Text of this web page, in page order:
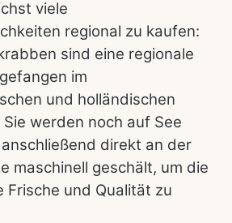
viele
regional zu kaufen:
sind eine regionale
im
und holländischen
werden noch auf See
direkt an der
maschinell geschält, um die
Frische und Qualität zu